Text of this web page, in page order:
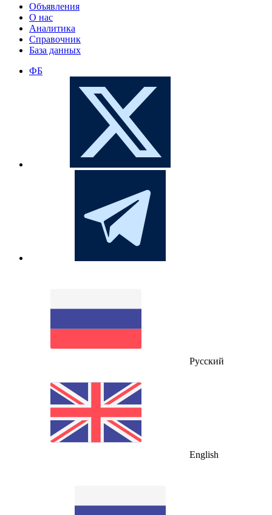
Объявления
О нас
Аналитика
Справочник
База данных
ФБ
Русский
English